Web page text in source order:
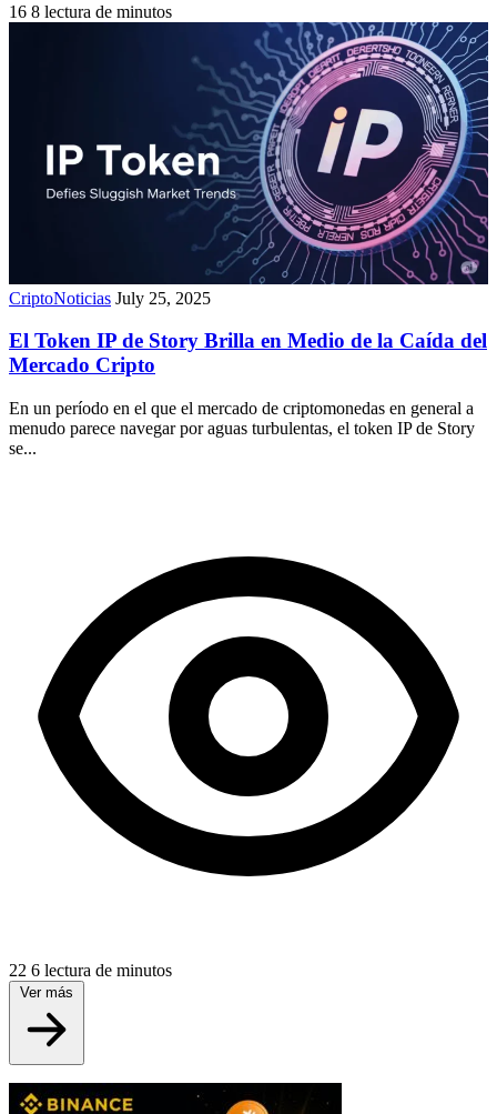
16 8 lectura de minutos
CriptoNoticias July 25, 2025
El Token IP de Story Brilla en Medio de la Caída del
Mercado Cripto
En un período en el que el mercado de criptomonedas en general a
menudo parece navegar por aguas turbulentas, el token IP de Story
se...
22 6 lectura de minutos
Ver más